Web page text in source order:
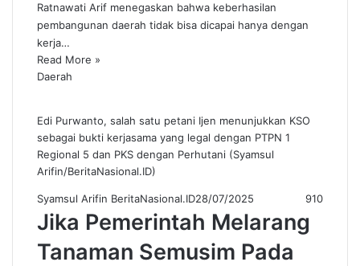
Ratnawati Arif menegaskan bahwa keberhasilan
pembangunan daerah tidak bisa dicapai hanya dengan
kerja…
Read More »
Daerah
Edi Purwanto, salah satu petani Ijen menunjukkan KSO
sebagai bukti kerjasama yang legal dengan PTPN 1
Regional 5 dan PKS dengan Perhutani (Syamsul
Arifin/BeritaNasional.ID)
Syamsul Arifin BeritaNasional.ID28/07/2025 910
Jika Pemerintah Melarang
Tanaman Semusim Pada